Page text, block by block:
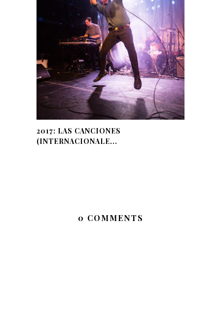
2017: LAS CANCIONES
(INTERNACIONALE...
0 COMMENTS